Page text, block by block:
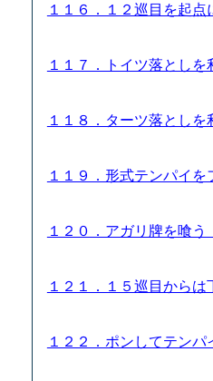
１１６．１２巡目を起
１１７．トイツ落とし
１１８．ターツ落とし
１１９．形式テンパイ
１２０．アガリ牌を喰う
１２１．１５巡目から
１２２．ポンしてテン